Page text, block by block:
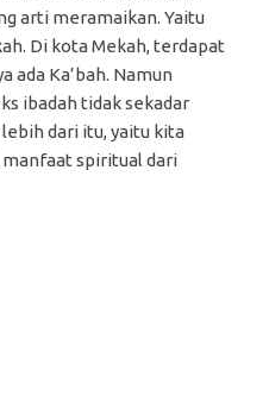
arti meramaikan. Yaitu
Di kota Mekah, terdapat
ada Ka’bah. Namun
ibadah tidak sekadar
dari itu, yaitu kita
spiritual dari